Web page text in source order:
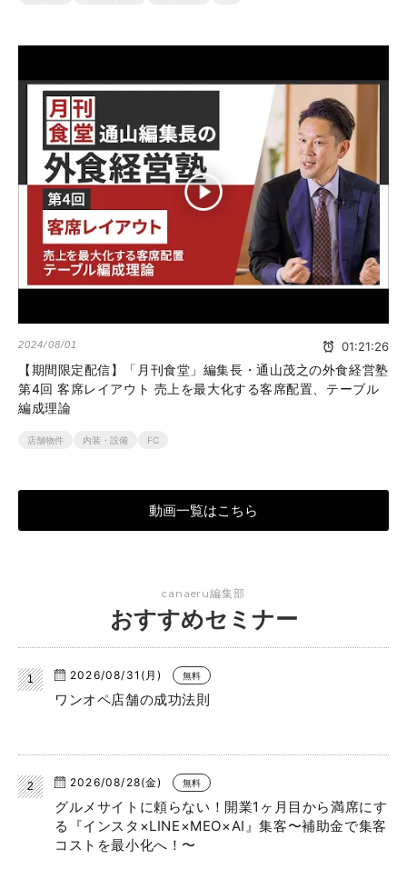
2024/08/01 01:21:26
【期間限定配信】「月刊食堂」編集長・通山茂之の外食経営塾
第4回 客席レイアウト 売上を最大化する客席配置、テーブル
編成理論
店舗物件 内装・設備 FC
動画一覧はこちら
canaeru編集部
おすすめセミナー
2026/08/31(月) 無料
ワンオペ店舗の成功法則
2026/08/28(金) 無料
グルメサイトに頼らない！開業1ヶ月目から満席にす
る『インスタ×LINE×MEO×AI』集客〜補助金で集客
コストを最小化へ！〜